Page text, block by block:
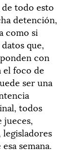
todo esto
detención,
como si
que,
con
el foco de
ser una
todos
jueces,
semana.